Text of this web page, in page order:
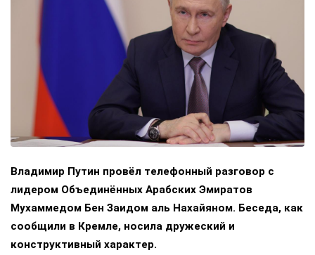
Владимир Путин провёл телефонный разговор с
лидером Объединённых Арабских Эмиратов
Мухаммедом Бен Заидом аль Нахайяном. Беседа, как
сообщили в Кремле, носила дружеский и
конструктивный характер.